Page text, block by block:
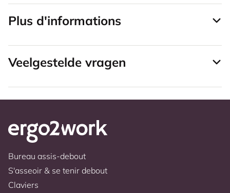
Plus d'informations
Veelgestelde vragen
Bureau assis-debout
S'asseoir & se tenir debout
Claviers